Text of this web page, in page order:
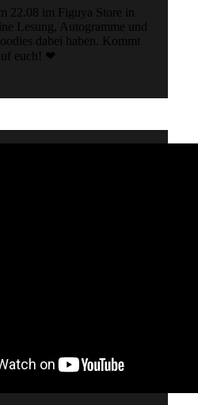
22.08 im Figuya Store in
Lesung, Autogramme und
dabei haben. Kommt
euch! ❤